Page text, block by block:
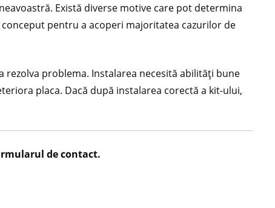
Există diverse motive care pot determina
pentru a acoperi majoritatea cazurilor de
problema. Instalarea necesită abilități bune
placa. Dacă după instalarea corectă a kit-ului,
de contact.